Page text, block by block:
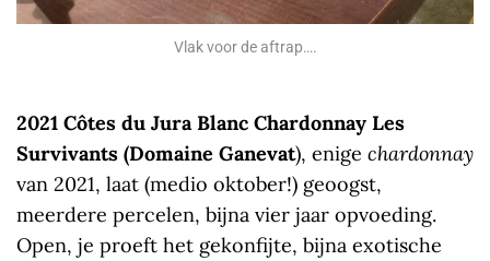
Vlak voor de aftrap….
2021 Côtes du Jura Blanc Chardonnay Les
Survivants (Domaine Ganevat), enige chardonnay
van 2021, laat (medio oktober!) geoogst,
meerdere percelen, bijna vier jaar opvoeding.
Open, je proeft het gekonfijte, bijna exotische